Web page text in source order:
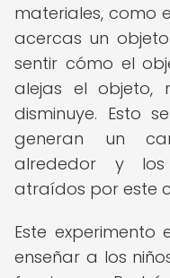
materiales, como
acercas un
sentir cómo el
alejas el objeto,
disminuye. Esto
generan un
alrededor y
atraídos por este
Este
enseñar a los